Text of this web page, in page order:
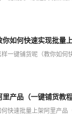
如何快速实现批量
产品（一键铺货教